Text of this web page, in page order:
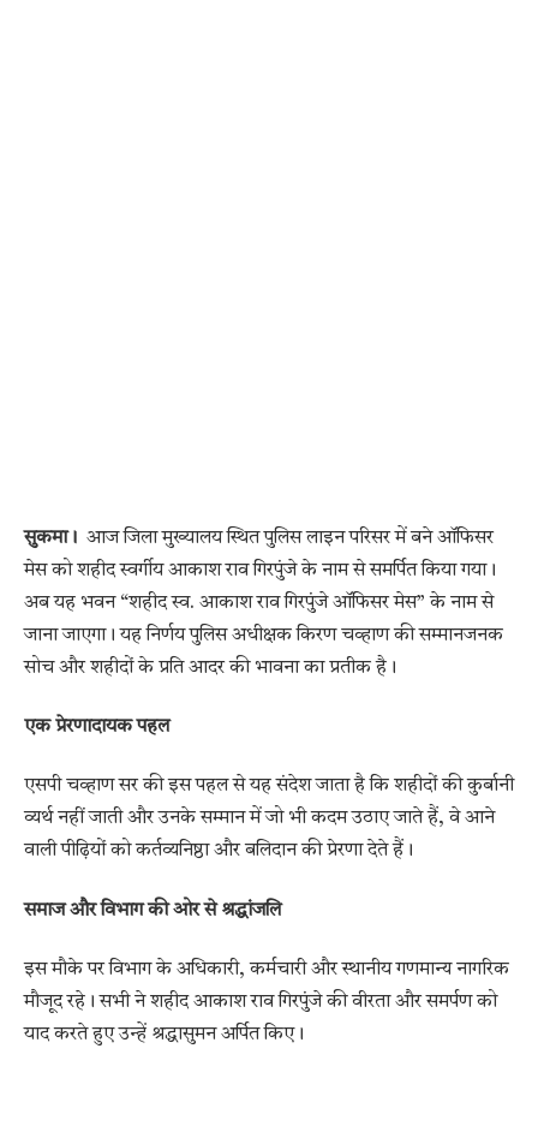
सुकमा। आज जिला मुख्यालय स्थित पुलिस लाइन परिसर में बने ऑफिसर
मेस को शहीद स्वर्गीय आकाश राव गिरपुंजे के नाम से समर्पित किया गया।
अब यह भवन “शहीद स्व. आकाश राव गिरपुंजे ऑफिसर मेस” के नाम से
जाना जाएगा। यह निर्णय पुलिस अधीक्षक किरण चव्हाण की सम्मानजनक
सोच और शहीदों के प्रति आदर की भावना का प्रतीक है।
एक प्रेरणादायक पहल
एसपी चव्हाण सर की इस पहल से यह संदेश जाता है कि शहीदों की कुर्बानी
व्यर्थ नहीं जाती और उनके सम्मान में जो भी कदम उठाए जाते हैं, वे आने
वाली पीढ़ियों को कर्तव्यनिष्ठा और बलिदान की प्रेरणा देते हैं।
समाज और विभाग की ओर से श्रद्धांजलि
इस मौके पर विभाग के अधिकारी, कर्मचारी और स्थानीय गणमान्य नागरिक
मौजूद रहे। सभी ने शहीद आकाश राव गिरपुंजे की वीरता और समर्पण को
याद करते हुए उन्हें श्रद्धासुमन अर्पित किए।